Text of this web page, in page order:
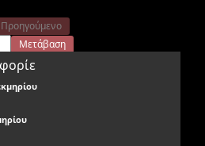
Προηγούμενο
Μετάβαση
Τελευταίο